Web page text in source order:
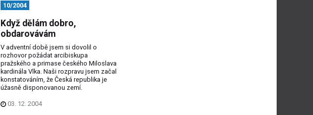
10/2004
Když dělám dobro,
obdarovávám
V adventní době jsem si dovolil o
rozhovor požádat arcibiskupa
pražského a primase českého Miloslava
kardinála Vlka. Naši rozpravu jsem začal
konstatováním, že Česká republika je
úžasně disponovanou zemí.
03. 12. 2004